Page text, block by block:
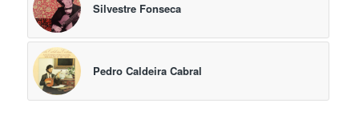
Silvestre Fonseca
Pedro Caldeira Cabral